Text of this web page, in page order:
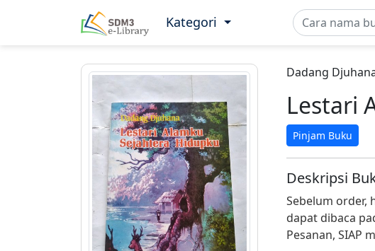
Kategori
Dadang
Lestari
Pinjam Buku
Deskripsi
Sebelum order,
dapat dibaca
Pesanan, SIAP